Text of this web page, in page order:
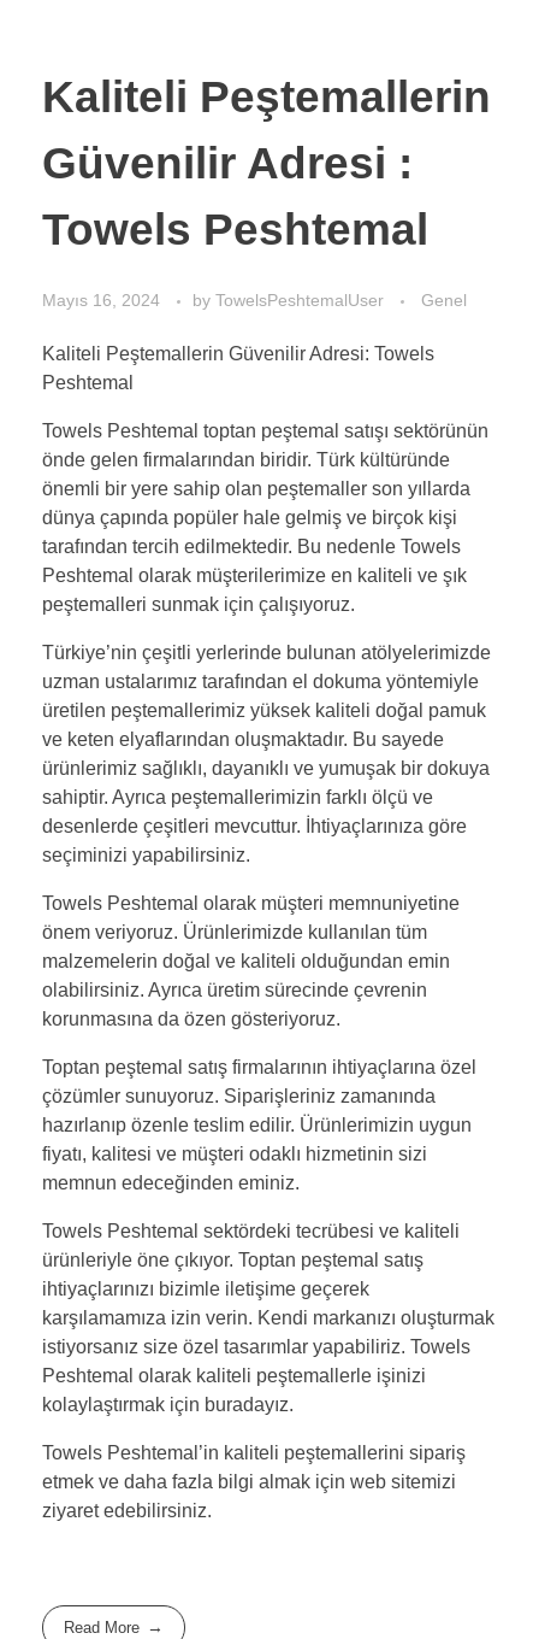
Kaliteli Peştemallerin
Güvenilir Adresi :
Towels Peshtemal
Mayıs 16, 2024 by TowelsPeshtemalUser Genel
Kaliteli Peştemallerin Güvenilir Adresi: Towels
Peshtemal
Towels Peshtemal toptan peştemal satışı sektörünün
önde gelen firmalarından biridir. Türk kültüründe
önemli bir yere sahip olan peştemaller son yıllarda
dünya çapında popüler hale gelmiş ve birçok kişi
tarafından tercih edilmektedir. Bu nedenle Towels
Peshtemal olarak müşterilerimize en kaliteli ve şık
peştemalleri sunmak için çalışıyoruz.
Türkiye’nin çeşitli yerlerinde bulunan atölyelerimizde
uzman ustalarımız tarafından el dokuma yöntemiyle
üretilen peştemallerimiz yüksek kaliteli doğal pamuk
ve keten elyaflarından oluşmaktadır. Bu sayede
ürünlerimiz sağlıklı, dayanıklı ve yumuşak bir dokuya
sahiptir. Ayrıca peştemallerimizin farklı ölçü ve
desenlerde çeşitleri mevcuttur. İhtiyaçlarınıza göre
seçiminizi yapabilirsiniz.
Towels Peshtemal olarak müşteri memnuniyetine
önem veriyoruz. Ürünlerimizde kullanılan tüm
malzemelerin doğal ve kaliteli olduğundan emin
olabilirsiniz. Ayrıca üretim sürecinde çevrenin
korunmasına da özen gösteriyoruz.
Toptan peştemal satış firmalarının ihtiyaçlarına özel
çözümler sunuyoruz. Siparişleriniz zamanında
hazırlanıp özenle teslim edilir. Ürünlerimizin uygun
fiyatı, kalitesi ve müşteri odaklı hizmetinin sizi
memnun edeceğinden eminiz.
Towels Peshtemal sektördeki tecrübesi ve kaliteli
ürünleriyle öne çıkıyor. Toptan peştemal satış
ihtiyaçlarınızı bizimle iletişime geçerek
karşılamamıza izin verin. Kendi markanızı oluşturmak
istiyorsanız size özel tasarımlar yapabiliriz. Towels
Peshtemal olarak kaliteli peştemallerle işinizi
kolaylaştırmak için buradayız.
Towels Peshtemal’in kaliteli peştemallerini sipariş
etmek ve daha fazla bilgi almak için web sitemizi
ziyaret edebilirsiniz.
Read More